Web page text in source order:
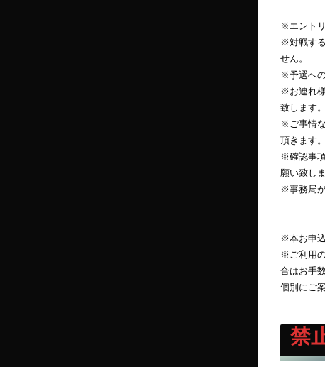
※エント
※対戦す
せん。
※予選へ
※お連れ
致します。
※ご事情
頂きます。
※確認事
願い致しま
※事務局
※本お申
※ご利用
合はお手
個別にご
禁